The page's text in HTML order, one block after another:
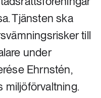
Tjänsten ska
till
under
Ehrnstén,
miljöförvaltning.